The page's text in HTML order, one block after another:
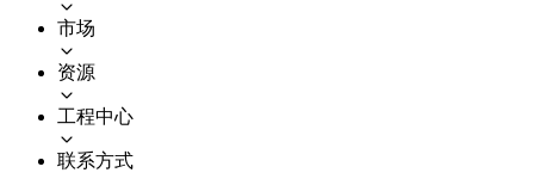
市场
资源
工程中心
联系方式